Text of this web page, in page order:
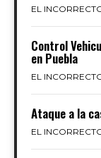
EL
Control
en Puebla
EL
Ataque a la
EL